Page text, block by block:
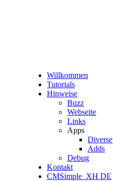
Willkommen
Tutorials
Hinweise
Buzz
Webseite
Links
Apps
Diverse
Adds
Debug
Kontakt
CMSimple_XH DE